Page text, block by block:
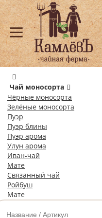
Чай моносорта
Чёрные моносорта
Зелёные моносорта
Пуэр
Пуэр блины
Пуэр арома
Улун арома
Иван-чай
Мате
Связанный чай
Ройбуш
Мате